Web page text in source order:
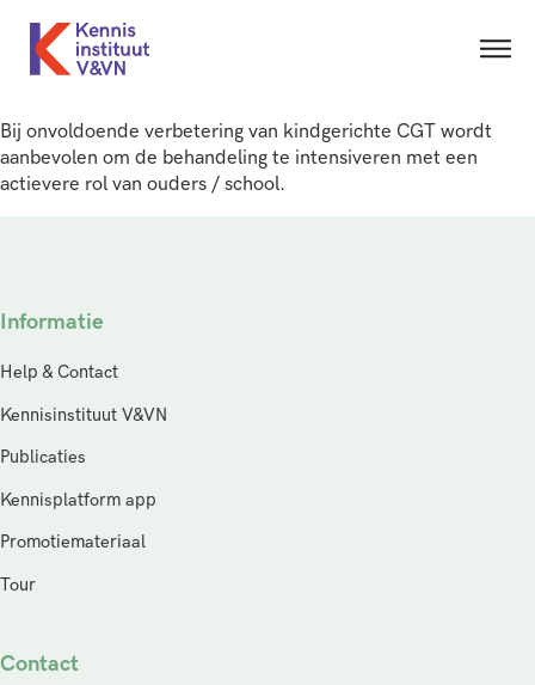
Bij onvoldoende verbetering van kindgerichte CGT wordt
aanbevolen om de behandeling te intensiveren met een
actievere rol van ouders / school.
Informatie
Help & Contact
Kennisinstituut V&VN
Publicaties
Kennisplatform app
Promotiemateriaal
Tour
Contact